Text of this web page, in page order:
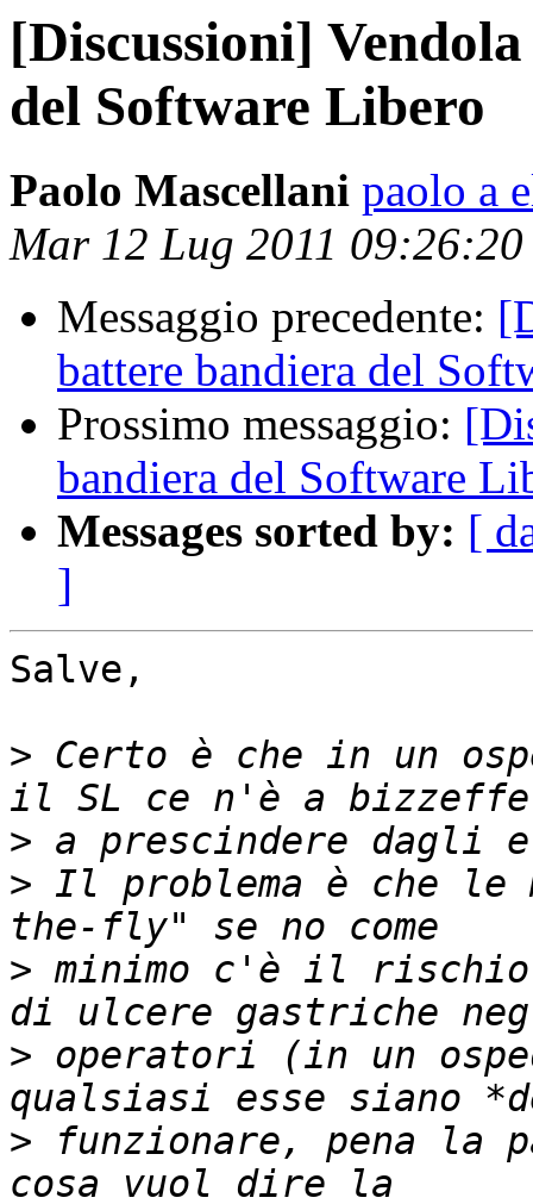
[Discussioni]
del Software Libero
Paolo Mascellani paolo a
Mar 12 Lug 2011 09:26:20
Messaggio precedente:
battere bandiera del
Prossimo messaggio:
bandiera del Software
Messages sorted by: [
]
Salve,
> Certo è che in un
>
> Il problema è che le
> minimo c'è il rischio
> operatori (in un
> funzionare, pena la